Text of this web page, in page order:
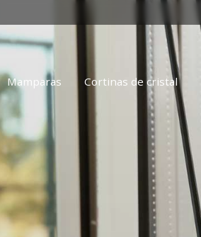
Mamparas Cortinas de cristal